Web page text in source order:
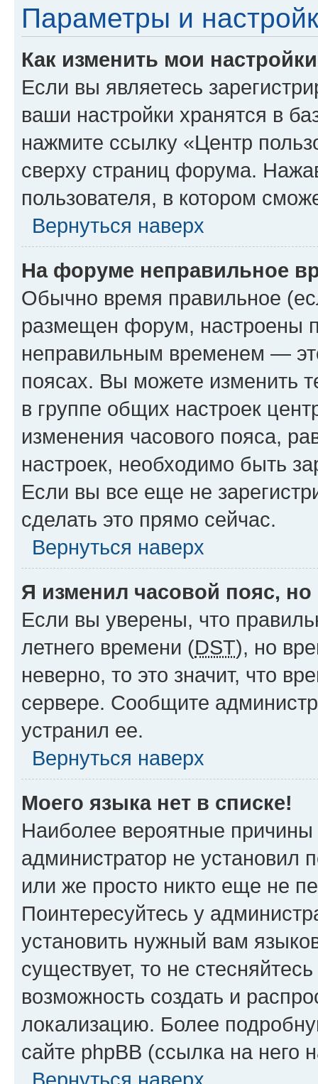
Параметры и
Как изменить мои
Если вы являетесь
ваши настройки хранятся в
нажмите ссылку «Центр
сверху страниц форума.
пользователя, в котором
Вернуться наверх
На форуме неправильное
Обычно время правильное
размещен форум, настроены
неправильным временем —
поясах. Вы можете изменить
в группе общих настроек
изменения часового пояса,
настроек, необходимо быть
Если вы все еще не
сделать это прямо сейчас.
Вернуться наверх
Я изменил часовой пояс,
Если вы уверены, что
летнего времени (DST), но
неверно, то это значит, что
сервере. Сообщите
устранил ее.
Вернуться наверх
Моего языка нет в списке!
Наиболее вероятные причины
администратор не установил
или же просто никто еще не
Поинтересуйтесь у
установить нужный вам
существует, то не
возможность создать и
локализацию. Более
сайте phpBB (ссылка на него
Вернуться наверх